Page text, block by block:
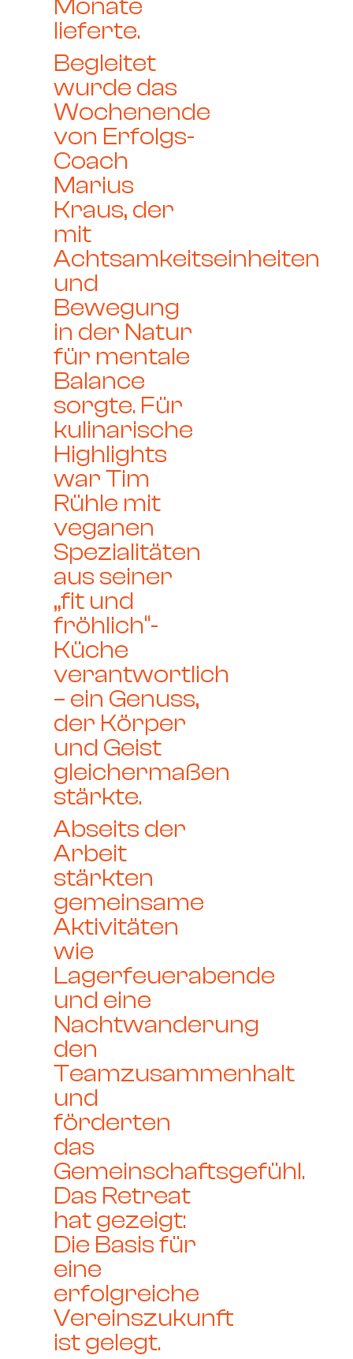
Monate
lieferte.
Begleitet
wurde das
Wochenende
von Erfolgs-
Coach
Marius
Kraus, der
mit
Achtsamkeitseinheiten
und
Bewegung
in der Natur
für mentale
Balance
sorgte. Für
kulinarische
Highlights
war Tim
Rühle mit
veganen
Spezialitäten
aus seiner
„fit und
fröhlich“-
Küche
verantwortlich
– ein Genuss,
der Körper
und Geist
gleichermaßen
stärkte.
Abseits der
Arbeit
stärkten
gemeinsame
Aktivitäten
wie
Lagerfeuerabende
und eine
Nachtwanderung
den
Teamzusammenhalt
und
förderten
das
Gemeinschaftsgefühl.
Das Retreat
hat gezeigt:
Die Basis für
eine
erfolgreiche
Vereinszukunft
ist gelegt.